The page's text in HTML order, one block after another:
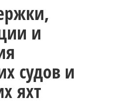
и
судов и
яхт